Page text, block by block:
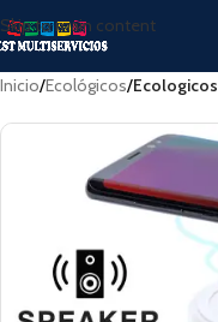
Skip to main content
Inicio Ecológicos Ecologicos